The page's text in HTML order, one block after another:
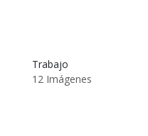
Trabajo
12 Imágenes